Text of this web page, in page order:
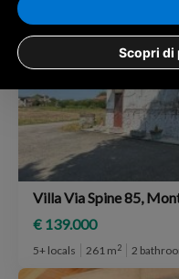
Villa Via Spine 85,
€ 139.000
5+ locals 261 m2 2
Scopri di